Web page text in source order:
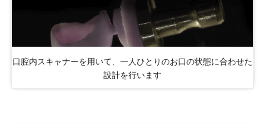
口腔内スキャナーを用いて、一人ひとりのお口の状態に合わせた
設計を行います